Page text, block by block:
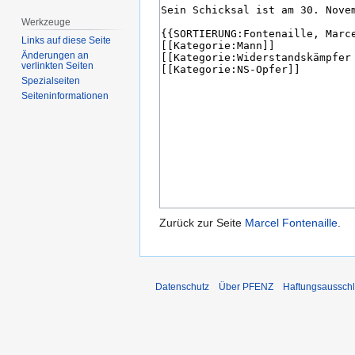
Zurück zur Seite Marcel Fontenaille
Werkzeuge
Links auf diese Seite
Änderungen an
verlinkten Seiten
Spezialseiten
Seiten­­informationen
Datenschutz Über PFENZ